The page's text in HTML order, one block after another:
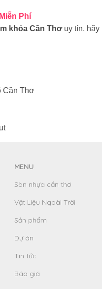
Phí
khóa Cần Thơuy tín, hãy
Cần Thơ
MENU
Sàn nhựa cần thơ
Vật Liệu Ngoài Trời
Sản phẩm
Dự án
Tin tức
Báo giá